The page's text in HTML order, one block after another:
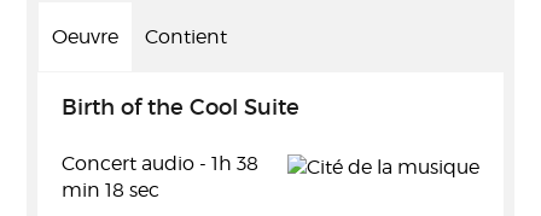
Oeuvre Contient
Birth of the Cool Suite
Concert audio - 1h 38
min 18 sec